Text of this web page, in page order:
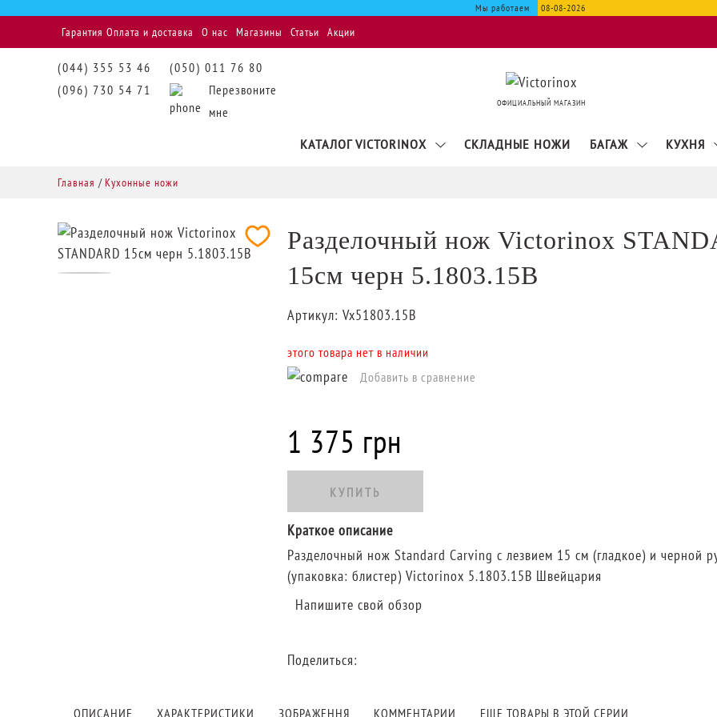
Мы работаем 08-08-2026
Гарантия Оплата и доставка О нас Магазины Статьи Акции
(044) 355 53 46
(096) 730 54 71
(050) 011 76 80
Перезвоните
мне
ОФИЦИАЛЬНЫЙ МАГАЗИН
КАТАЛОГ VICTORINOX СКЛАДНЫЕ НОЖИ БАГАЖ КУХНЯ
Главная /Кухонные ножи
Разделочный нож Victorinox
15см черн 5.1803.15B
Артикул: Vx51803.15B
этого товара нет в наличии
Добавить в сравнение
1 375 грн
КУПИТЬ
Краткое описание
Разделочный нож Standard Carving с лезвием 15 см (гладкое) и черной
(упаковка: блистер) Victorinox 5.1803.15B Швейцария
Напишите свой обзор
Поделиться:
ОПИСАНИЕ ХАРАКТЕРИСТИКИ ЗОБРАЖЕННЯ КОММЕНТАРИИ ЕЩЕ ТОВАРЫ В ЭТОЙ СЕРИИ